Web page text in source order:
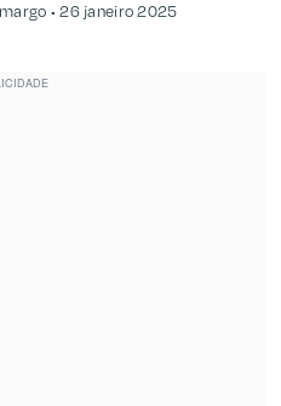
26 janeiro 2025